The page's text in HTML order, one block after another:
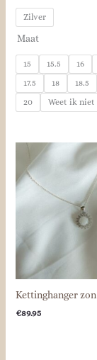
Zilver
Maat
15 15.5 16
17.5
18 18.5
20
Weet ik niet
Kettinghanger zon
€89.95